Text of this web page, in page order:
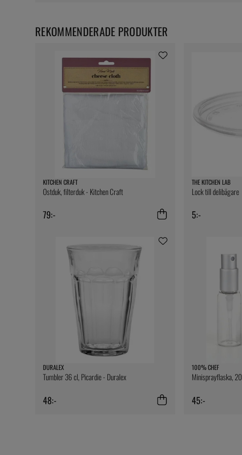
KITCHEN CRAFT
Ostduk, filterduk - Kitchen Craft
79:-
THE KITCHEN LAB
Lock till delibägare
5:-
DURALEX
Tumbler 36 cl, Picardie - Duralex
48:-
100% CHEF
Minisprayflaska,
45:-
REKOMMENDERADE PRODUKTER